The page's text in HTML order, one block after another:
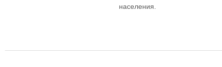
населения.